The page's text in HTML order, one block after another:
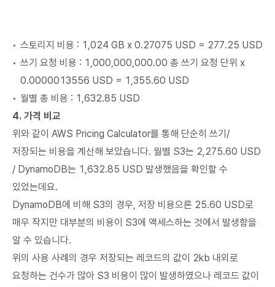
스토리지 비용 : 1,024 GB x 0.27075 USD = 277.25 USD
쓰기 요청 비용 : 1,000,000,000.00 총 쓰기 요청 단위 x
0.0000013556 USD = 1,355.60 USD
월별 총 비용 : 1,632.85 USD
4. 가격 비교
위와 같이 AWS Pricing Calculator를 통해 단순히 쓰기/
저장되는 비용을 계산해 보았습니다. 월별 S3는 2,275.60 USD
/ DynamoDB는 1,632.85 USD 발생했음을 확인할 수
있었는데요.
DynamoDB에 비해 S3의 경우, 저장 비용으론 25.60 USD로
매우 작지만 대부분의 비용이 S3에 액세스하는 것에서 발생함을
알 수 있습니다.
위의 사용 사례의 경우 저장되는 레코드의 값이 2kb 내외로
요청하는 건수가 많아 S3 비용이 많이 발생하였으나 레코드 값이